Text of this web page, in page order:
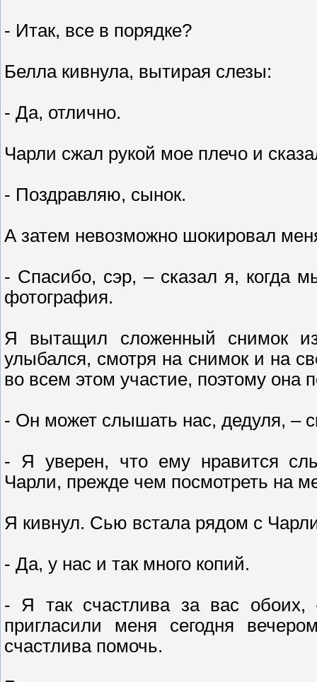
- Итак, все в порядке?
Белла кивнула, вытирая слезы:
- Да, отлично.
Чарли сжал рукой мое плечо и
- Поздравляю, сынок.
А затем невозможно шокировал
- Спасибо, сэр, – сказал я, когда
фотография.
Я вытащил сложенный снимок
улыбался, смотря на снимок и на
во всем этом участие, поэтому она
- Он может слышать нас, дедуля, –
- Я уверен, что ему нравится
Чарли, прежде чем посмотреть на
Я кивнул. Сью встала рядом с
- Да, у нас и так много копий.
- Я так счастлива за вас
пригласили меня сегодня
счастлива помочь.